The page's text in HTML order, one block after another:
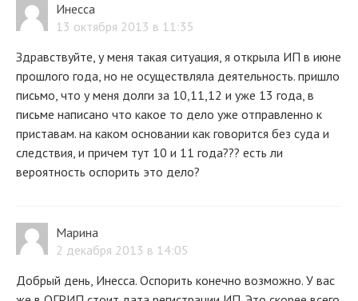
Инесса
13 октября 2013 в 11:35
Здравствуйте, у меня такая ситуация, я открыла ИП в июне
прошлого года, но не осуществляла деятельность. пришло
письмо, что у меня долги за 10,11,12 и уже 13 года, в
письме написано что какое то дело уже отправленно к
приставам. на каком основании как говорится без суда и
следствия, и причем тут 10 и 11 года??? есть ли
вероятность оспорить это дело?
Марина
2 декабря 2013 в 14:05
Добрый день, Инесса. Оспорить конечно возможно. У вас